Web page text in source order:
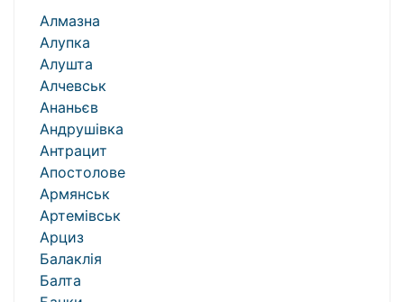
Алмазна
Алупка
Алушта
Алчевськ
Ананьєв
Андрушівка
Антрацит
Апостолове
Армянськ
Артемівськ
Арциз
Балаклія
Балта